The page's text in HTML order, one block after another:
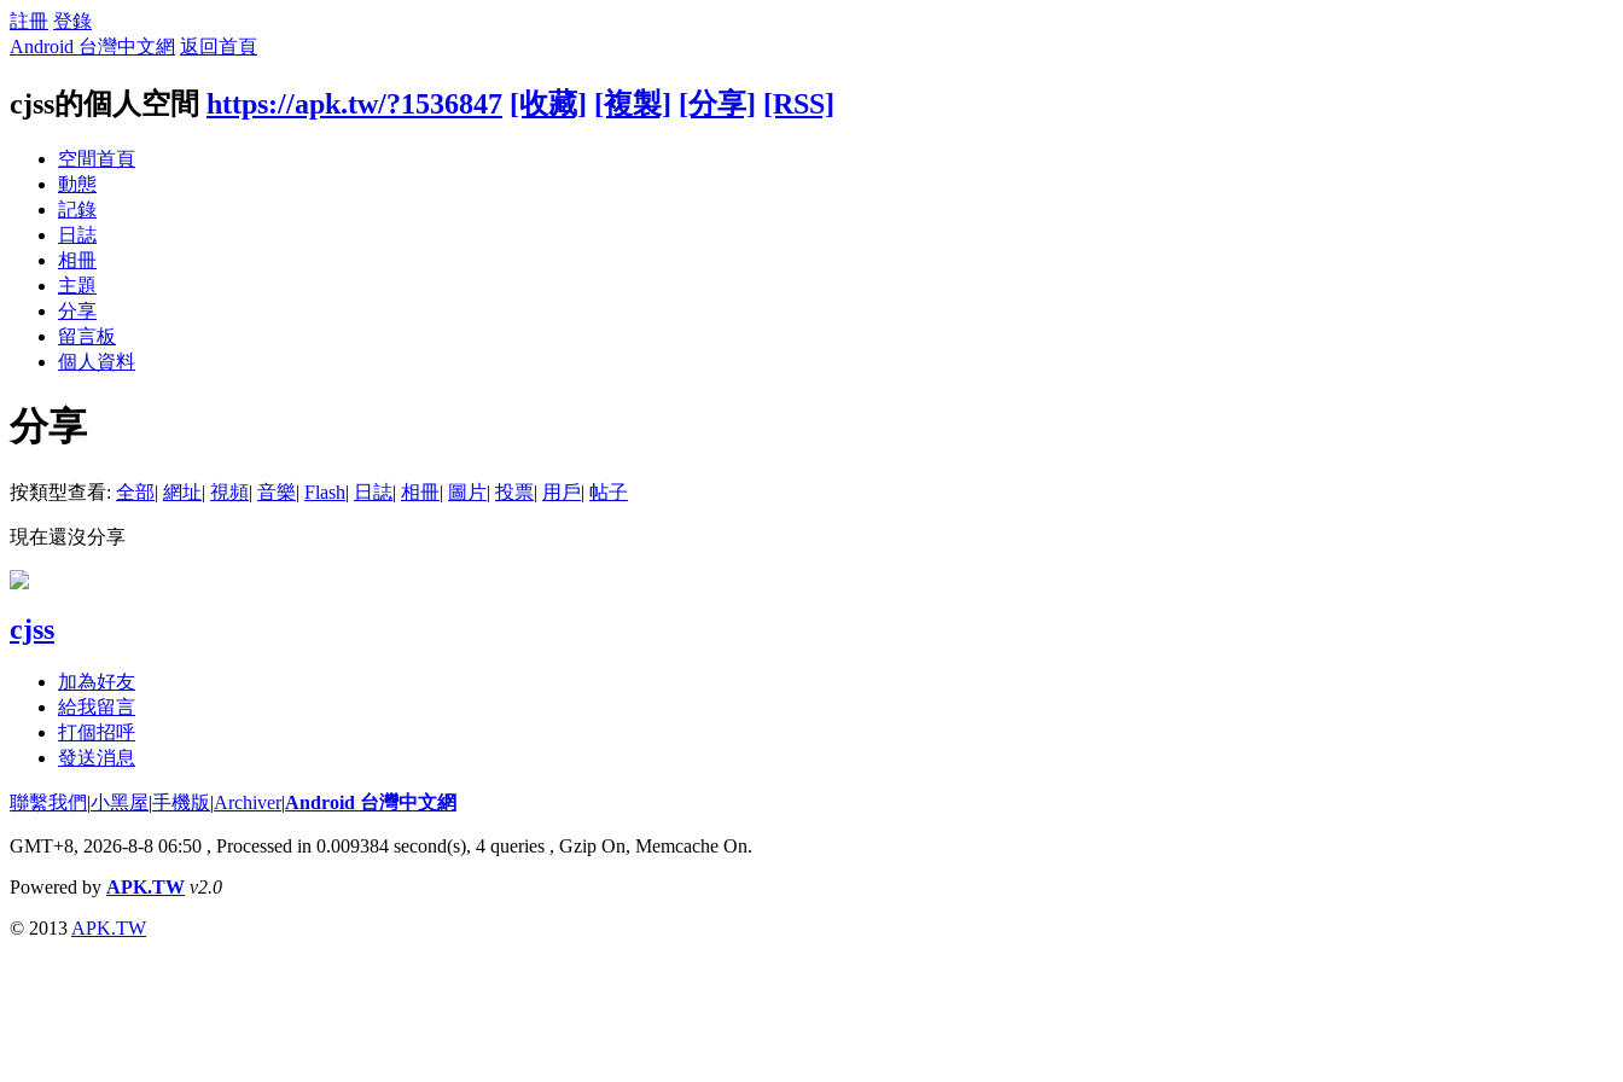
註冊 登錄
Android 台灣中文網 返回首頁
cjss的個人空間 https://apk.tw/?1536847 [收藏] [複製] [分享] [RSS]
空間首頁
動態
記錄
日誌
相冊
主題
分享
留言板
個人資料
分享
按類型查看: 全部| 網址| 視頻| 音樂| Flash| 日誌| 相冊| 圖片| 投票| 用戶| 帖子
現在還沒分享
cjss
加為好友
給我留言
打個招呼
發送消息
聯繫我們|小黑屋|手機版|Archiver|Android 台灣中文網
GMT+8, 2026-8-8 06:50 , Processed in 0.009384 second(s), 4 queries , Gzip On, Memcache On.
Powered by APK.TW v2.0
© 2013 APK.TW